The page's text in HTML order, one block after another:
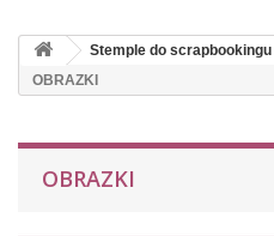
Stemple do scrapbookingu
OBRAZKI
OBRAZKI